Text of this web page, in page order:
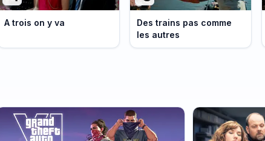
A trois on y va
Des trains pas comme
les autres